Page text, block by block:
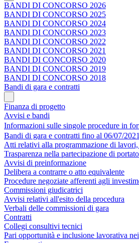
BANDI DI CONCORSO 2026
BANDI DI CONCORSO 2025
BANDI DI CONCORSO 2024
BANDI DI CONCORSO 2023
BANDI DI CONCORSO 2022
BANDI DI CONCORSO 2021
BANDI DI CONCORSO 2020
BANDI DI CONCORSO 2019
BANDI DI CONCORSO 2018
Bandi di gara e contratti
Finanza di progetto
Avvisi e bandi
Informazioni sulle singole procedure in
Bandi di gara e contratti fino al 06/07/2021
Atti relativi alla programmazione di
Trasparenza nella partecipazione di
Avvisi di preinformazione
Delibera a contrarre o atto equivalente
Procedure negoziate afferenti agli
Commissioni giudicatrici
Avvisi relativi all'esito della procedura
Verbali delle commissioni di gara
Contratti
Collegi consultivi tecnici
Pari opportunità e inclusione lavorativa